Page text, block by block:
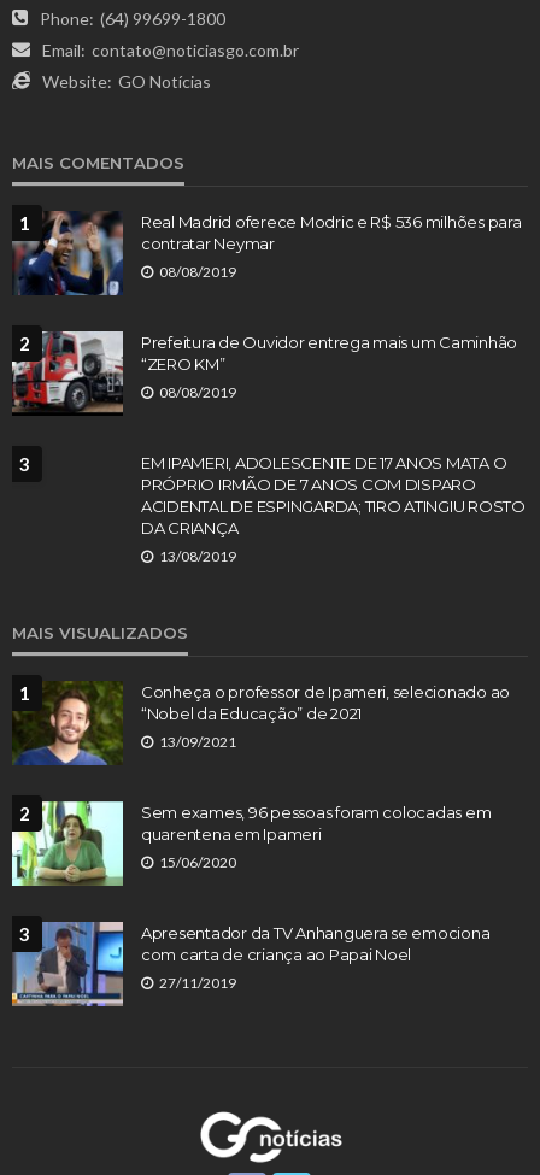
Phone: (64) 99699-1800
Email: contato@noticiasgo.com.br
Website: GO Notícias
MAIS COMENTADOS
1
Real Madrid oferece Modric e R$ 536 milhões para
contratar Neymar
08/08/2019
2
Prefeitura de Ouvidor entrega mais um Caminhão
“ZERO KM”
08/08/2019
3
EM IPAMERI, ADOLESCENTE DE 17 ANOS MATA O
PRÓPRIO IRMÃO DE 7 ANOS COM DISPARO
ACIDENTAL DE ESPINGARDA; TIRO ATINGIU ROSTO
DA CRIANÇA
13/08/2019
MAIS VISUALIZADOS
1
Conheça o professor de Ipameri, selecionado ao
“Nobel da Educação” de 2021
13/09/2021
2
Sem exames, 96 pessoas foram colocadas em
quarentena em Ipameri
15/06/2020
3
Apresentador da TV Anhanguera se emociona
com carta de criança ao Papai Noel
27/11/2019